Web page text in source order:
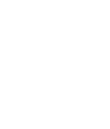
Wenn Sie sich für
es an der Zeit,
große Auswahl an
viele verschiedene
Situation stilvoll
einen Spyder fahren.
das Ihnen gefällt,